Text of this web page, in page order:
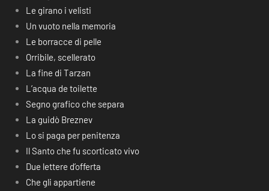
Le girano i velisti
Un vuoto nella memoria
Le borracce di pelle
Orribile, scellerato
La fine di Tarzan
L’acqua de toilette
Segno grafico che separa
La guidò Breznev
Lo si paga per penitenza
Il Santo che fu scorticato vivo
Due lettere d’offerta
Che gli appartiene